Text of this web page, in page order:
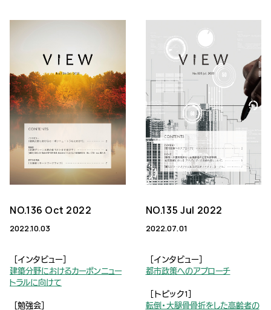
NO.136 Oct 2022
2022.10.03
［インタビュー］
建築分野におけるカーボンニュー
トラルに向けて
［勉強会］
NO.135 Jul 2022
2022.07.01
［インタビュー］
都市政策へのアプローチ
［トピック1］
転倒・大腿骨骨折をした高齢者の